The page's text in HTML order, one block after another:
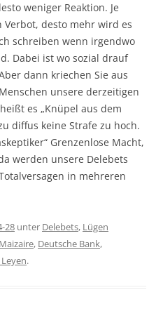
weniger Reaktion. Je
desto mehr wird es
schreiben wenn irgendwo
Dabei ist wo sozial drauf
dann kriechen Sie aus
unsere derzeitigen
es „Knüpel aus dem
diffus keine Strafe zu hoch.
Grenzenlose Macht,
werden unsere Delebets
in mehreren
28 unter Delebets, Lügen
, Deutsche Bank,
.